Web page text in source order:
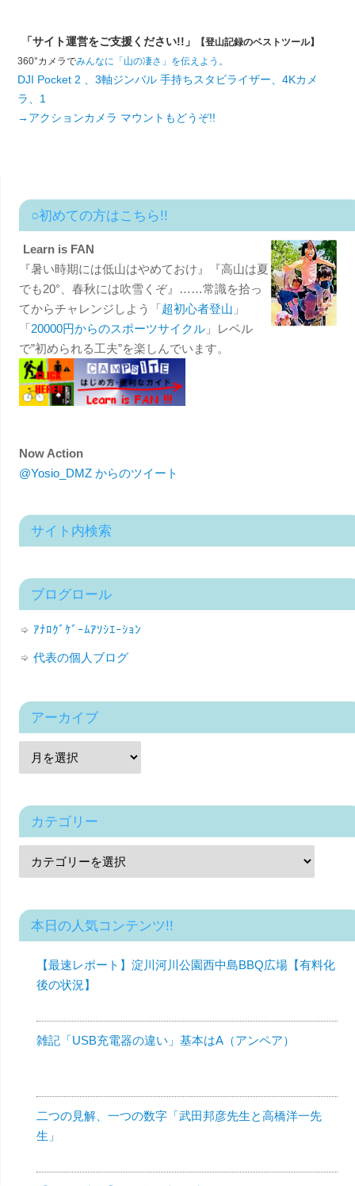
「サイト運営をご支援ください!!」
【登山記録のベストツール】
360°カメラでみんなに「山の凄さ」を伝えよう。
DJI Pocket 2 、3軸ジンバル 手持ちスタビライザー、4Kカメ
ラ、1
→アクションカメラ マウントもどうぞ!!
○初めての方はこちら!!
Learn is FAN
『暑い時期には低山はやめておけ』『高山は夏
でも20°、春秋には吹雪くぞ』……常識を拾っ
てからチャレンジしよう「超初心者登山 」
「20000円からのスポーツサイクル」レベル
で”初められる工夫”を楽しんでいます。
Now Action
@Yosio_DMZ からのツイート
サイト内検索
ブログロール
ｱﾅﾛｸﾞｹﾞｰﾑｱｿｼｴｰｼｮﾝ
代表の個人ブログ
アーカイブ
カテゴリー
本日の人気コンテンツ!!
【最速レポート】淀川河川公園西中島BBQ広場【有料化
後の状況】
雑記「USB充電器の違い」基本はA（アンペア）
二つの見解、一つの数字「武田邦彦先生と高橋洋一先
生」